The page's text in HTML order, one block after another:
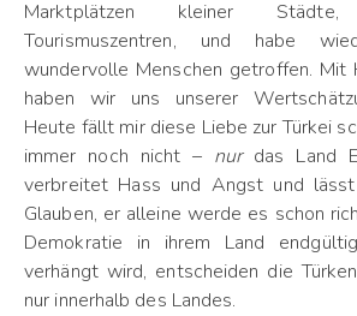
Marktplätzen kleiner
Tourismuszentren, und habe
wundervolle Menschen getroffen. Mit
haben wir uns unserer
Heute fällt mir diese Liebe zur Türkei
immer noch nicht – nurdas Land
verbreitet Hass und Angst und
Glauben, er alleine werde es schon
Demokratie in ihrem Land
verhängt wird, entscheiden die
nur innerhalb des Landes.